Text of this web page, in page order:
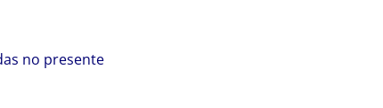
no presente